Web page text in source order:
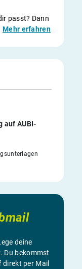
passt? Dann
Mehr erfahren
auf AUBI-
deine
Du bekommst
direkt per Mail